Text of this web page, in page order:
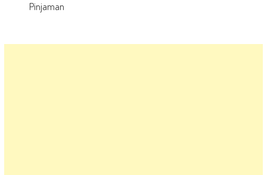
Pinjaman